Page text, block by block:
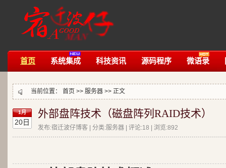
首页 系统集成 科技资讯 源码程序 微语录
当前位置： 首页 >> 服务器 >> 正文
1月
20日
外部盘阵技术（磁盘阵列RAID技术）
发布:宿迁波仔博客 | 分类:服务器 | 评论:18 | 浏览:892